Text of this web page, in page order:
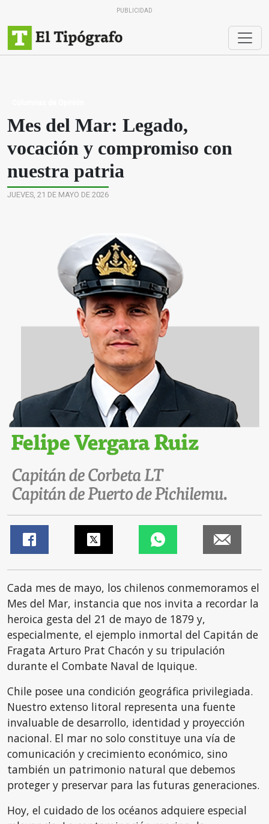
PUBLICIDAD
Mes del Mar: Legado,
vocación y compromiso con
nuestra patria
JUEVES, 21 DE MAYO DE 2026
Cada mes de mayo, los chilenos conmemoramos el
Mes del Mar, instancia que nos invita a recordar la
heroica gesta del 21 de mayo de 1879 y,
especialmente, el ejemplo inmortal del Capitán de
Fragata Arturo Prat Chacón y su tripulación
durante el Combate Naval de Iquique.
Chile posee una condición geográfica privilegiada.
Nuestro extenso litoral representa una fuente
invaluable de desarrollo, identidad y proyección
nacional. El mar no solo constituye una vía de
comunicación y crecimiento económico, sino
también un patrimonio natural que debemos
proteger y preservar para las futuras generaciones.
Hoy, el cuidado de los océanos adquiere especial